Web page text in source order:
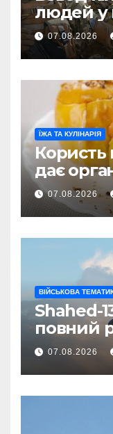
людей у
07.08.2026
ЇЖА ТА КУЛІНАРІЯ
Користь
дає
07.08.2026
ВІЙСЬКОВА
Shahed-
повний
07.08.2026